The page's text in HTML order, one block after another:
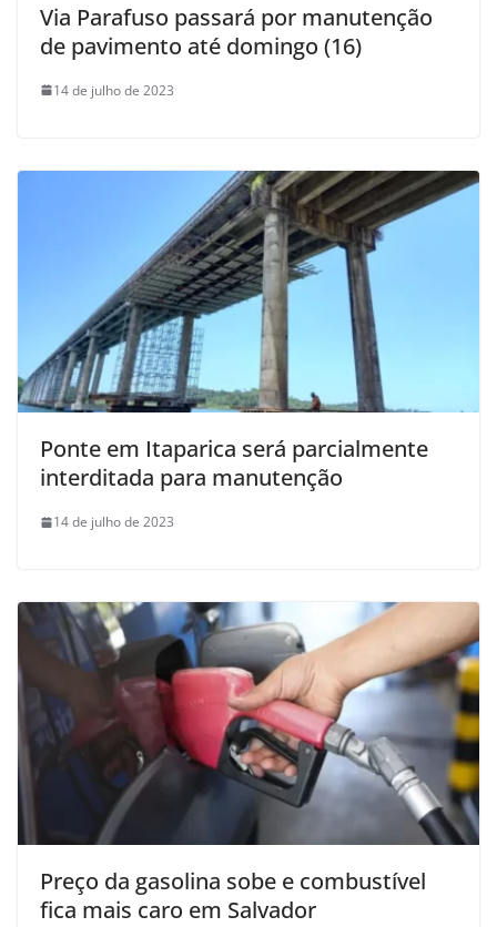
Via Parafuso passará por manutenção
de pavimento até domingo (16)
14 de julho de 2023
Ponte em Itaparica será parcialmente
interditada para manutenção
14 de julho de 2023
Preço da gasolina sobe e combustível
fica mais caro em Salvador